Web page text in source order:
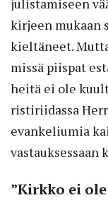
julistamiseen
kirjeen mukaan
kieltäneet.
missä piispat
heitä ei ole
ristiriidassa
evankeliumia
vastauksessaan
”Kirkko ei